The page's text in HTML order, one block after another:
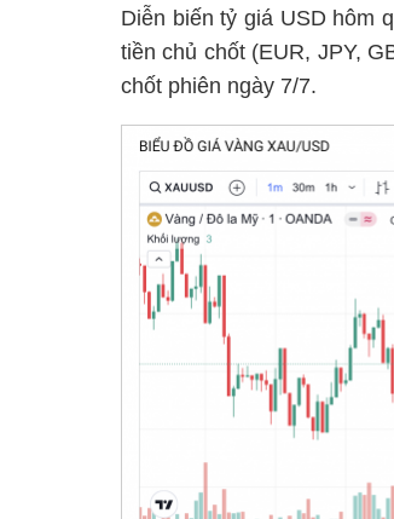
Diễn biến tỷ giá USD hôm
tiền chủ chốt (EUR, JPY,
chốt phiên ngày 7/7.